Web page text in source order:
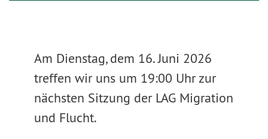
Am Dienstag, dem 16. Juni 2026
treffen wir uns um 19:00 Uhr zur
nächsten Sitzung der LAG Migration
und Flucht.